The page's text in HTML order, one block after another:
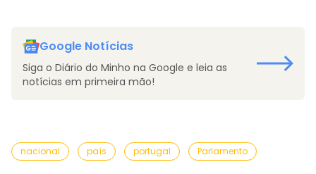
Google Notícias
Siga o Diário do Minho na Google e leia as
notícias em primeira mão!
nacional país portugal Parlamento